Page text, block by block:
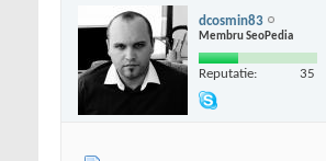
dcosmin83
Membru SeoPedia
Reputatie: 35